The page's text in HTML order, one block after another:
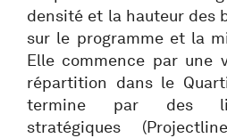
densité et la hauteur des
sur le programme et la
Elle commence par une
répartition dans le
termine par des
stratégiques